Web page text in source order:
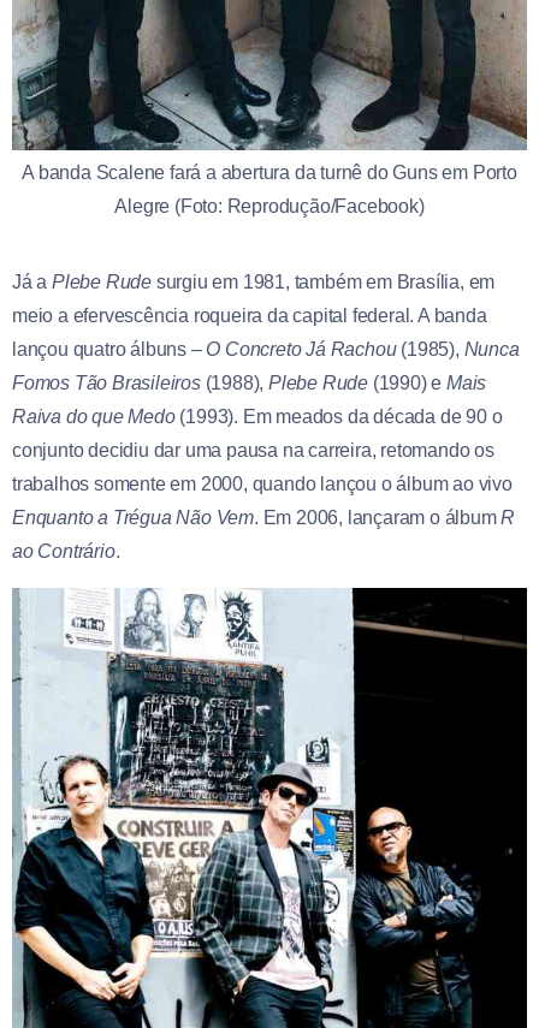
A banda Scalene fará a abertura da turnê do Guns em Porto
Alegre (Foto: Reprodução/Facebook)
Já a Plebe Rude surgiu em 1981, também em Brasília, em
meio a efervescência roqueira da capital federal. A banda
lançou quatro álbuns – O Concreto Já Rachou(1985), Nunca
Fomos Tão Brasileiros(1988),Plebe Rude (1990) eMais
Raiva do que Medo(1993). Em meados da década de 90 o
conjunto decidiu dar uma pausa na carreira, retomando os
trabalhos somente em 2000, quando lançou o álbum ao vivo
Enquanto a Trégua Não Vem. Em 2006, lançaram o álbumR
ao Contrário.